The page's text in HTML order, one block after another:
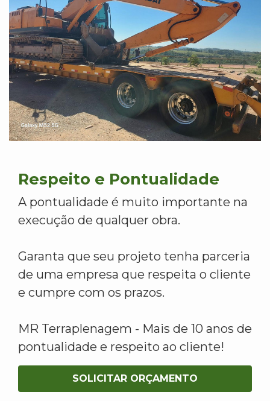
Respeito e Pontualidade
A pontualidade é muito importante na
execução de qualquer obra.
Garanta que seu projeto tenha parceria
de uma empresa que respeita o cliente
e cumpre com os prazos.
MR Terraplenagem - Mais de 10 anos de
pontualidade e respeito ao cliente!
SOLICITAR ORÇAMENTO